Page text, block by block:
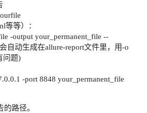
等等）：
-output your_permanent_file --
自动生成在allure-report文件里，用-o
问题)
-port 8848 your_permanent_file
路径。